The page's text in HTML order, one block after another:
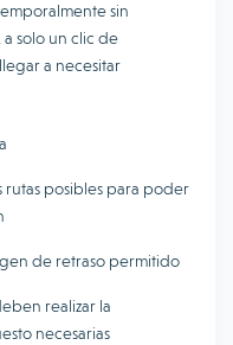
sin
solo un clic de
a necesitar
rutas posibles para poder
de retraso permitido
realizar la
necesarias